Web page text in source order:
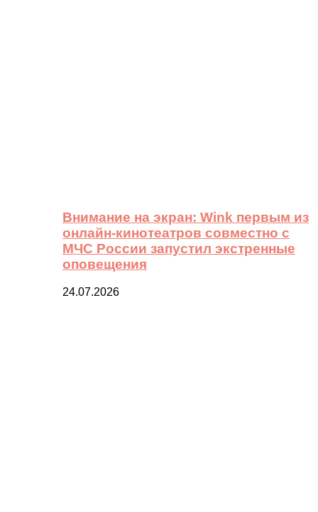
Внимание на экран: Wink первым из
онлайн-кинотеатров совместно с
МЧС России запустил экстренные
оповещения
24.07.2026